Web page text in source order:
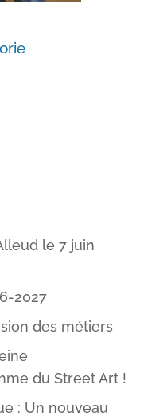
le 7 juin
2027
des métiers
du Street Art !
: Un nouveau